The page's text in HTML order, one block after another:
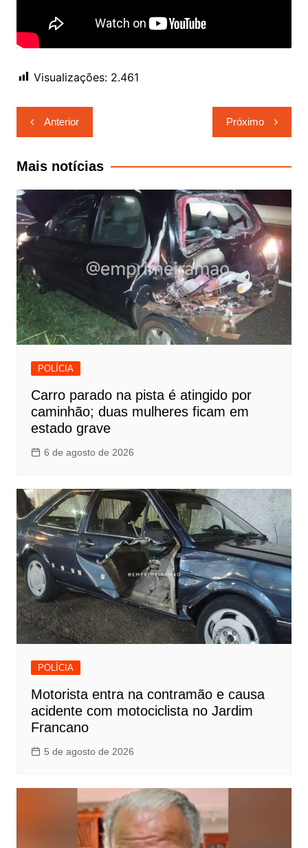
Visualizações: 2.461
Navegação
de
Post
Anterior Próximo
Mais notícias
POLÍCIA
Carro parado na pista é atingido por
caminhão; duas mulheres ficam em
estado grave
6 de agosto de 2026
POLÍCIA
Motorista entra na contramão e causa
acidente com motociclista no Jardim
Francano
5 de agosto de 2026